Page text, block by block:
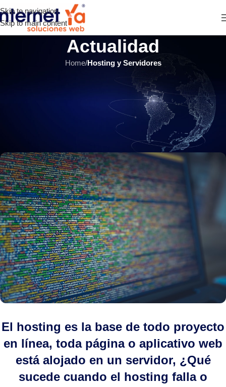
Skip to navigation
Skip to main content
Actualidad
Home/Hosting y Servidores
SITIOS WEB ÚLTIMOS ARTÍCULOS
Problemas del hosting
compartido: ¿Por qué mi página
dejó de funcionar?
INTERNET YA Soluciones Web el 26 mayo, 2018
El hosting es la base de todo proyecto
en línea, toda página o aplicativo web
está alojado en un servidor, ¿Qué
sucede cuando el hosting falla o